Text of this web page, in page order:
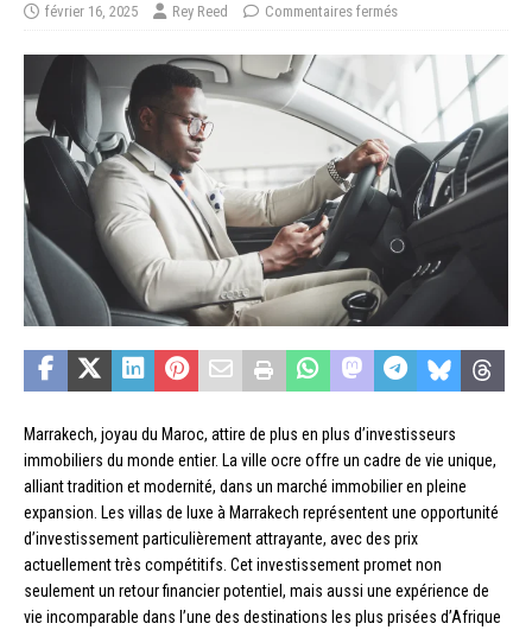
février 16, 2025 Rey Reed Commentaires fermés
Marrakech, joyau du Maroc, attire de plus en plus d’investisseurs
immobiliers du monde entier. La ville ocre offre un cadre de vie unique,
alliant tradition et modernité, dans un marché immobilier en pleine
expansion. Les villas de luxe à Marrakech représentent une opportunité
d’investissement particulièrement attrayante, avec des prix
actuellement très compétitifs. Cet investissement promet non
seulement un retour financier potentiel, mais aussi une expérience de
vie incomparable dans l’une des destinations les plus prisées d’Afrique